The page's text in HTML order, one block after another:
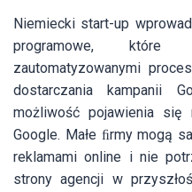
Niemiecki start-up
programowe,
zautomatyzowanymi
dostarczania kampanii
możliwość pojawienia się
Google. Małe ﬁrmy mogą
reklamami online i nie
strony agencji w